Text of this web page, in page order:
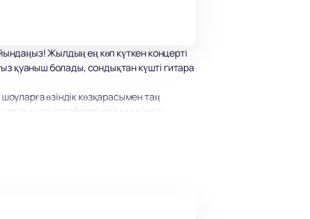
Жылдың ең көп күткен концерті
қуаныш болады, сондықтан күшті гитара
өзіндік көзқарасымен таң
жұлдыздай сезінуге мүмкіндік
жіберіп алмаңыз және жанды